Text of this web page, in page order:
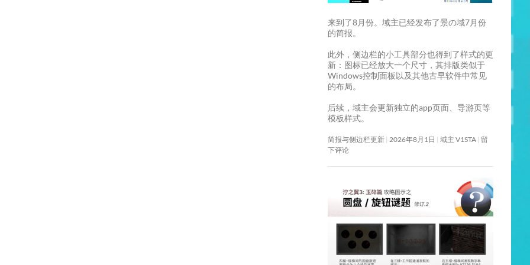
来到了8月份。域主已经发布了景の域7月份
的简报。
此外，侧边栏的小工具部分也得到了样式的更
新：图标已经放大一个尺寸，其排版类似于
Windows控制面板以及其他古早软件中常见
的布局。
后续，域主会更新独立的app页面、导游页等
模板样式。
简报与侧边栏更新 2026年8月1日 域主 V1STA 留
下评论